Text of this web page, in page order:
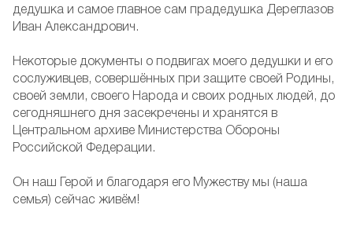
дедушка и самое главное сам прадедушка Дереглазов
Иван Александрович.
Некоторые документы о подвигах моего дедушки и его
сослуживцев, совершённых при защите своей Родины,
своей земли, своего Народа и своих родных людей, до
сегодняшнего дня засекречены и хранятся в
Центральном архиве Министерства Обороны
Российской Федерации.
Он наш Герой и благодаря его Мужеству мы (наша
семья) сейчас живём!